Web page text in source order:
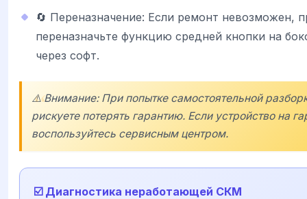
🔄 Переназначение: Если ремонт невозможен,
переназначьте функцию средней кнопки на
через софт.
⚠️ Внимание: При попытке самостоятельной
рискуете потерять гарантию. Если устройство на
воспользуйтесь сервисным центром.
☑️ Диагностика неработающей СКМ